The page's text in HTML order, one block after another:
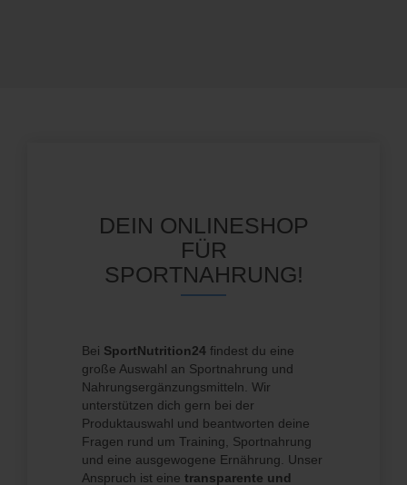
DEIN ONLINESHOP
FÜR
SPORTNAHRUNG!
Bei SportNutrition24 findest du eine
große Auswahl an Sportnahrung und
Nahrungsergänzungsmitteln. Wir
unterstützen dich gern bei der
Produktauswahl und beantworten deine
Fragen rund um Training, Sportnahrung
und eine ausgewogene Ernährung. Unser
Anspruch ist eine transparente und